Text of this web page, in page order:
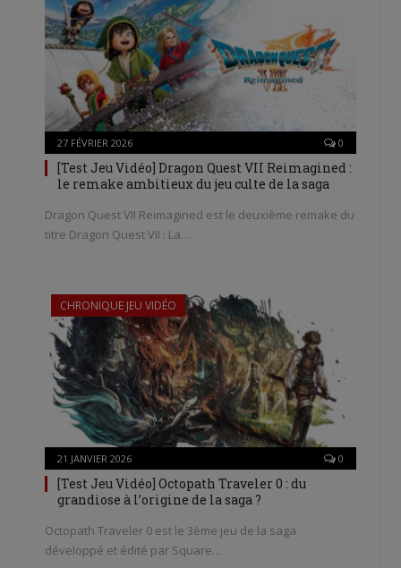
27 FÉVRIER 2026 0
[Test Jeu Vidéo] Dragon Quest VII Reimagined :
le remake ambitieux du jeu culte de la saga
Dragon Quest VII Reimagined est le deuxième remake du
titre Dragon Quest VII : La…
CHRONIQUE JEU VIDÉO
21 JANVIER 2026 0
[Test Jeu Vidéo] Octopath Traveler 0 : du
grandiose à l’origine de la saga ?
Octopath Traveler 0 est le 3ème jeu de la saga
développé et édité par Square…